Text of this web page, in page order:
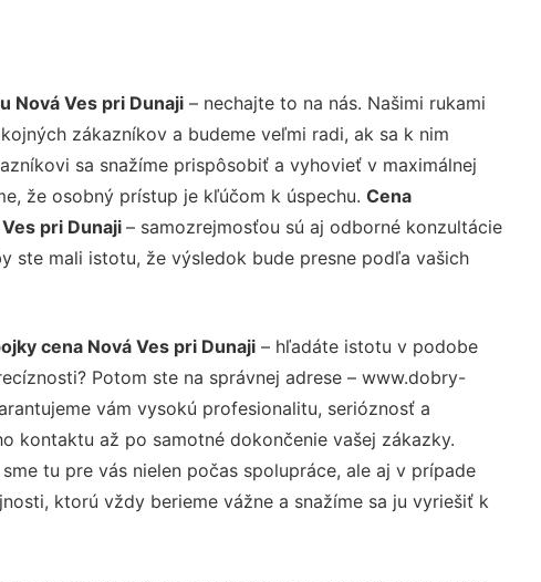
Nová Ves pri Dunaji– nechajte to na nás. Našimi rukami
zákazníkov a budeme veľmi radi, ak sa k nim
sa snažíme prispôsobiť a vyhovieť v maximálnej
že osobný prístup je kľúčom k úspechu. Cena
pri Dunaji– samozrejmosťou sú aj odborné konzultácie
ste mali istotu, že výsledok bude presne podľa vašich
cena Nová Ves pri Dunaji– hľadáte istotu v podobe
Potom ste na správnej adrese – www.dobry-
vám vysokú profesionalitu, serióznosť a
kontaktu až po samotné dokončenie vašej zákazky.
tu pre vás nielen počas spolupráce, ale aj v prípade
ktorú vždy berieme vážne a snažíme sa ju vyriešiť k